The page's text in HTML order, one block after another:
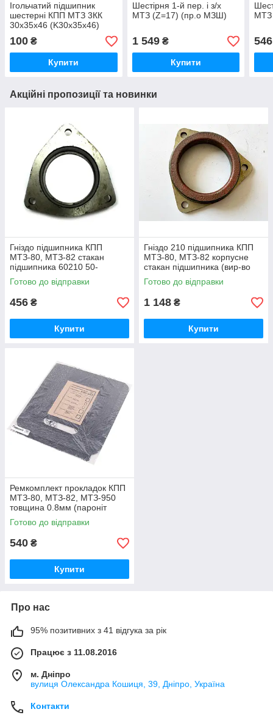
Ігольчатий підшипник
шестерні КПП МТЗ 3КК
30х35х46 (K30x35x46)
100 ₴
Купити
Шестірня 1-й пер. і з/х
МТЗ (Z=17) (пр.о МЗШ)
1 549₴
Купити
МТЗ
546
Акційні пропозиції та новинки
Гніздо підшипника КПП
МТЗ-80, МТЗ-82 стакан
підшипника 60210 50-
1701184 / 50-1701184-А
Готово до відправки
456 ₴
Купити
Гніздо 210 підшипника КПП
МТЗ-80, МТЗ-82 корпусне
стакан підшипника (вир-во
Білорусь) 50-1701184 / 50-
1701184-А
Готово до відправки
1 148 ₴
Купити
Ремкомплект прокладок КПП
МТЗ-80, МТЗ-82, МТЗ-950
товщина 0.8мм (пароніт
Україна) Р/к коробки передач
МТЗ
Готово до відправки
540 ₴
Купити
Про нас
95% позитивних з 41 відгука за рік
Працює з 11.08.2016
м. Дніпро
вулиця Олександра Кошиця, 39, Дніпро, Україна
Контакти